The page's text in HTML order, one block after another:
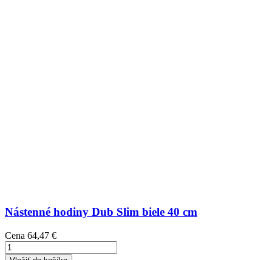
Nástenné hodiny Dub Slim biele 40 cm
Cena 64,47 €